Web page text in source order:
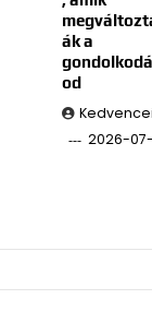
ák a
od
2026-